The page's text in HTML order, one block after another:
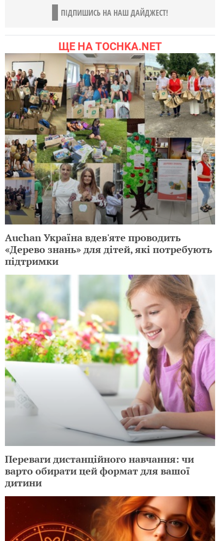
ПІДПИШИСЬ НА НАШ ДАЙДЖЕСТ!
ЩЕ НА TOCHKA.NET
Auchan Україна вдев'яте проводить
«Дерево знань» для дітей, які потребують
підтримки
Переваги дистанційного навчання: чи
варто обирати цей формат для вашої
дитини